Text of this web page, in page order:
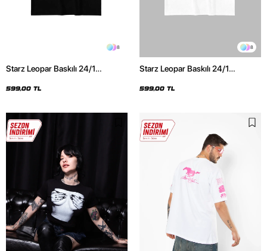
8
Starz Leopar Baskılı 24/1
599,00 TL
8
Starz Leopar Baskılı 24/1
599,00 TL